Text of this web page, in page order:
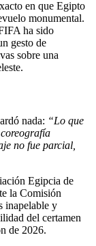
en que Egipto
monumental.
ha sido
gesto de
sobre una
nada: “Lo que
no fue parcial,
Egipcia de
la Comisión
inapelable y
del certamen
de 2026.